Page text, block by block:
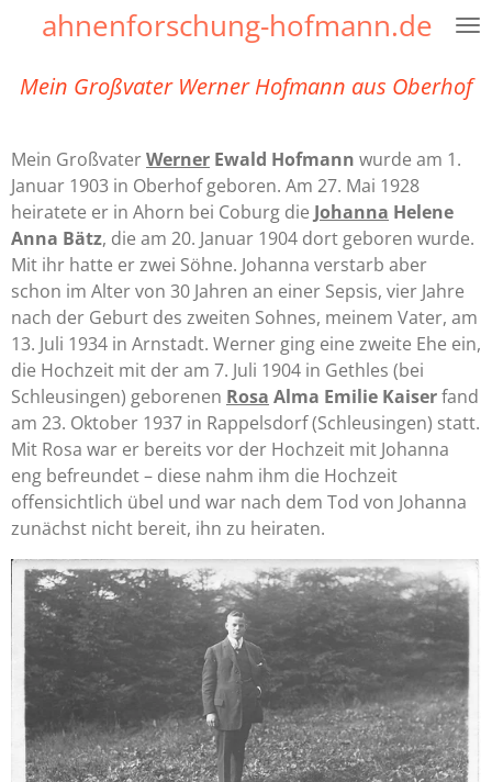
Zum
springen
ahnenforschung-hofmann.de
Mein Großvater Werner Hofmann aus Oberhof
Mein GroßvaterWerner Ewald Hofmann wurde am 1.
Januar 1903 in Oberhof geboren. Am 27. Mai 1928
heiratete er in Ahorn bei Coburg die Johanna Helene
Anna Bätz, die am 20. Januar 1904 dort geboren wurde.
Mit ihr hatte er zwei Söhne. Johanna verstarb aber
schon im Alter von 30 Jahren an einer Sepsis, vier Jahre
nach der Geburt des zweiten Sohnes, meinem Vater, am
13. Juli 1934 in Arnstadt. Werner ging eine zweite Ehe ein,
die Hochzeit mit der am 7. Juli 1904 in Gethles (bei
Schleusingen) geborenen Rosa Alma Emilie Kaiserfand
am 23. Oktober 1937 in Rappelsdorf (Schleusingen) statt.
Mit Rosa war er bereits vor der Hochzeit mit Johanna
eng befreundet – diese nahm ihm die Hochzeit
offensichtlich übel und war nach dem Tod von Johanna
zunächst nicht bereit, ihn zu heiraten.